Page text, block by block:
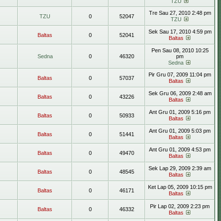
TZU 0 52047
Tre Sau 27, 2010 2:48 pm
TZU
Baltas 0 52041
Sek Sau 17, 2010 4:59 pm
Baltas
Sedna 0 46320
Pen Sau 08, 2010 10:25
pm
Sedna
Baltas 0 57037
Pir Gru 07, 2009 11:04 pm
Baltas
Baltas 0 43226
Sek Gru 06, 2009 2:48 am
Baltas
Baltas 0 50933
Ant Gru 01, 2009 5:16 pm
Baltas
Baltas 0 51441
Ant Gru 01, 2009 5:03 pm
Baltas
Baltas 0 49470
Ant Gru 01, 2009 4:53 pm
Baltas
Baltas 0 48545
Sek Lap 29, 2009 2:39 am
Baltas
Baltas 0 46171
Ket Lap 05, 2009 10:15 pm
Baltas
Baltas 0 46332
Pir Lap 02, 2009 2:23 pm
Baltas